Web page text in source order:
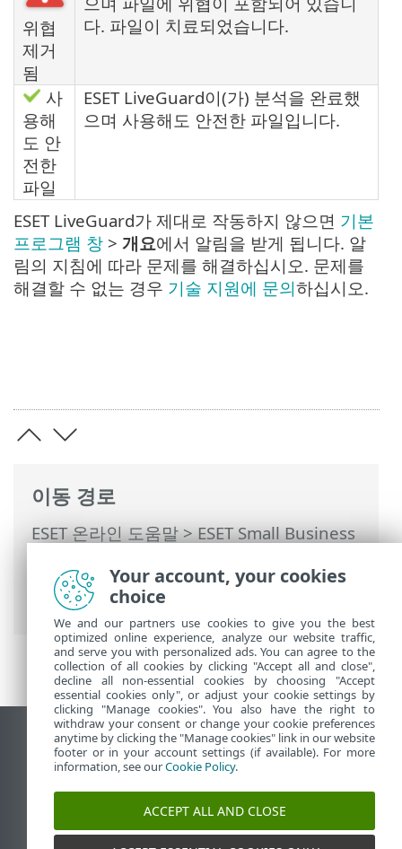
이동 경로
ESET 온라인 도움말>ESET Small Business
운용>고급 설정>검사>클라우드 기반 보
> ESET LiveGuard
위협
제거
됨
다. 파일이 치료되었습니다.
사
용해
도 안
전한
파일
ESET LiveGuard이(가) 분석을 완료했
으며 사용해도 안전한 파일입니다.
ESET LiveGuard가 제대로 작동하지 않으면 기본
프로그램 창 > 개요에서 알림을 받게 됩니다. 알
림의 지침에 따라 문제를 해결하십시오. 문제를
해결할 수 없는 경우 기술 지원에 문의하십시오.
데스크톱 사이트 보기
End of Life
ESET 지식 베이스
ESET Status Portal
Your account, your cookies
choice
We and our partners use cookies to give you the best
optimized online experience, analyze our website traffic,
and serve you with personalized ads. You can agree to the
collection of all cookies by clicking "Accept all and close",
decline all non-essential cookies by choosing "Accept
essential cookies only", or adjust your cookie settings by
clicking "Manage cookies". You also have the right to
withdraw your consent or change your cookie preferences
anytime by clicking the "Manage cookies" link in our website
footer or in your account settings (if available). For more
information, see ourCookie Policy.
ACCEPT ALL AND CLOSE